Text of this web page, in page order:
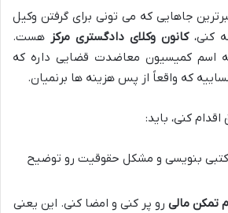
جاهایی که می تونی برای گرفتن وکیل
کنی،کانون وکلای دادگستری مرکز هست.
اسم کمیسیون معاضدت قضایی داره که
که واقعاً از پس هزینه ها برنمیان.
کنی، باید:
بنویسی و مشکل حقوقیت رو توضیح
تمکن مالی رو پر کنی و امضا کنی. این یعنی